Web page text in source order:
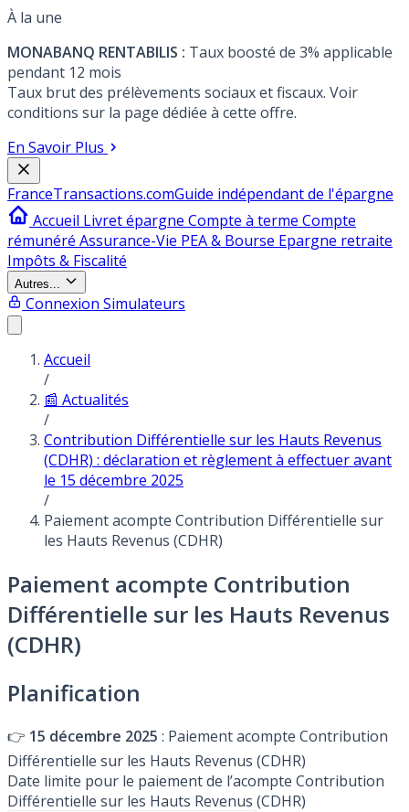
À la une
MONABANQ RENTABILIS : Taux boosté de 3% applicable
pendant 12 mois
Taux brut des prélèvements sociaux et fiscaux. Voir
conditions sur la page dédiée à cette offre.
En Savoir Plus
FranceTransactions.comGuide indépendant de l'épargne
Accueil Livret épargne Compte à terme Compte
rémunéré Assurance-Vie PEA & Bourse Epargne retraite
Impôts & Fiscalité
Autres...
Connexion Simulateurs
Accueil
/
📰 Actualités
/
Contribution Différentielle sur les Hauts Revenus
(CDHR) : déclaration et règlement à effectuer avant
le 15 décembre 2025
/
Paiement acompte Contribution Différentielle sur
les Hauts Revenus (CDHR)
Paiement acompte Contribution
Différentielle sur les Hauts Revenus
(CDHR)
Planification
👉 15 décembre 2025 : Paiement acompte Contribution
Différentielle sur les Hauts Revenus (CDHR)
Date limite pour le paiement de l’acompte Contribution
Différentielle sur les Hauts Revenus (CDHR)